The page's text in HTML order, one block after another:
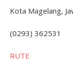
Kota Magelang,
(0293) 362531
RUTE